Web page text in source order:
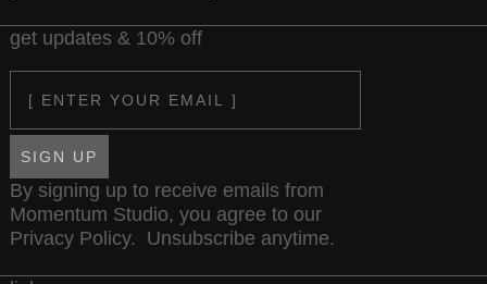
get updates & 10% off
SIGN UP
By signing up to receive emails from
Momentum Studio, you agree to our
Privacy Policy. Unsubscribe anytime.